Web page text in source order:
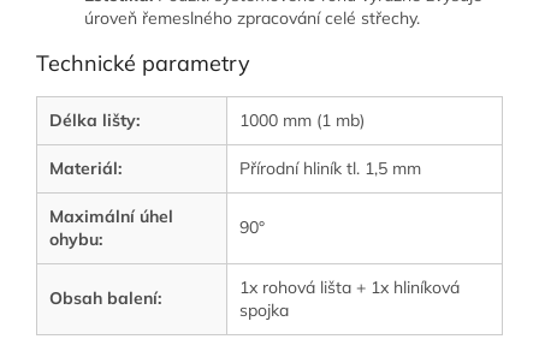
úroveň řemeslného zpracování celé střechy.
Technické parametry
Délka lišty: 1000 mm (1 mb)
Materiál: Přírodní hliník tl. 1,5 mm
Maximální úhel
ohybu:
90°
Obsah balení:
1x rohová lišta + 1x hliníková
spojka